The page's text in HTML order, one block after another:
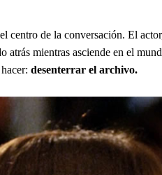
centro de la conversación. El
atrás mientras asciende en el
desenterrar el archivo.